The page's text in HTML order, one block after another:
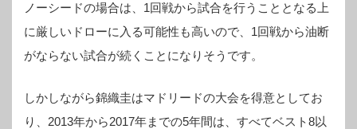
ノーシードの場合は、1回戦から試合を行うこととなる上
に厳しいドローに入る可能性も高いので、1回戦から油断
がならない試合が続くことになりそうです。
しかしながら錦織圭はマドリードの大会を得意としてお
り、2013年から2017年までの5年間は、すべてベスト8以